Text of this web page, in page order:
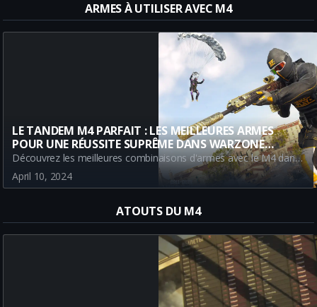
ARMES À UTILISER AVEC M4
LE TANDEM M4 PARFAIT : LES MEILLEURES ARMES
POUR UNE RÉUSSITE SUPRÊME DANS WARZONE
BATTLE ROYALE
Découvrez les meilleures combinaisons d'armes avec le M4 dans Warzone Battle Royale. Choisissez parmi le META Renetti, HRM-9 et Striker 9 pour maximiser votre efficacité dans le jeu. Lisez notre guide pour en savoir plus.
April 10, 2024
ATOUTS DU M4